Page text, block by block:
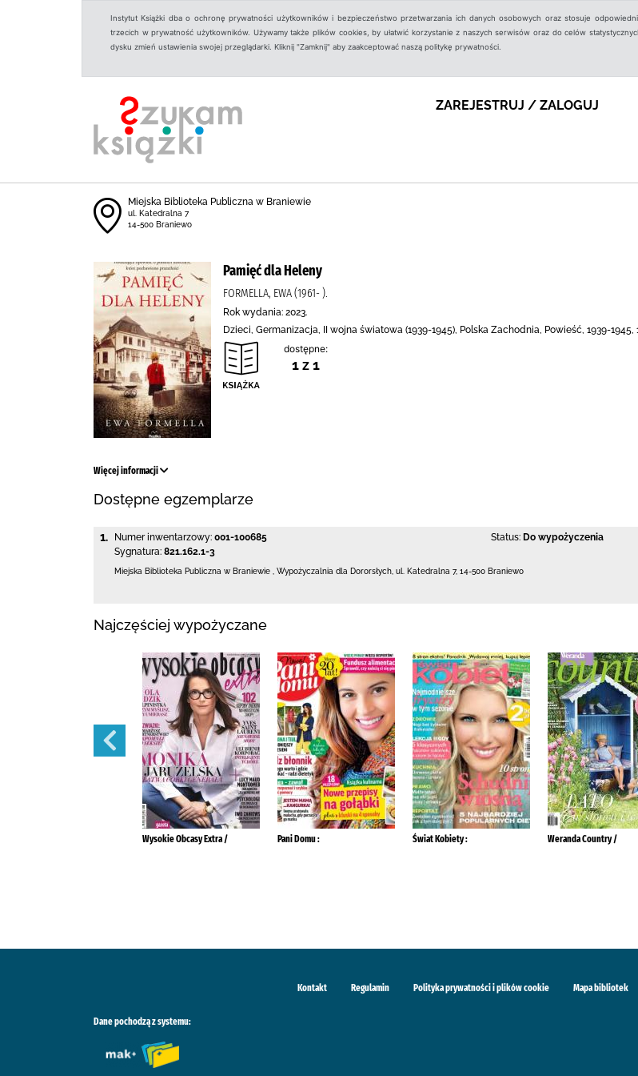
Instytut Książki dba o ochronę prywatności użytkowników i bezpieczeństwo przetwarzania ich danych osobowych oraz stosuje
trzecich w prywatność użytkowników. Używamy także plików cookies, by ułatwić korzystanie z naszych serwisów oraz do celów
dysku zmień ustawienia swojej przeglądarki. Kliknij "Zamknij" aby zaakceptować naszą politykę prywatności.
ZAREJESTRUJ / ZALOGUJ
Miejska Biblioteka Publiczna w Braniewie
ul. Katedralna 7
14-500 Braniewo
Pamięć dla Heleny
FORMELLA, EWA (1961- ).
Rok wydania: 2023.
Dzieci, Germanizacja, II wojna światowa (1939-1945), Polska Zachodnia, Powieść, 1939-1945,
dostępne:
1 z 1
Więcej informacji
Dostępne egzemplarze
1. Numer inwentarzowy: 001-100685
Sygnatura: 821.162.1-3
Status: Do wypożyczenia
Miejska Biblioteka Publiczna w Braniewie Wypożyczalnia dla Dororsłych, ul. Katedralna 7, 14-500 Braniewo
Najczęściej wypożyczane
Wysokie Obcasy Extra / Pani Domu : Świat Kobiety : Weranda Country /
Kontakt Regulamin Polityka prywatności i plików cookie Mapa bibliotek
Dane pochodzą z systemu: